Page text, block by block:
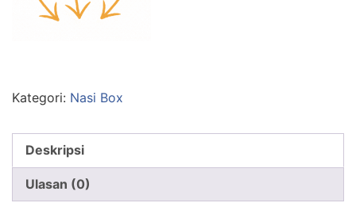
Kategori: Nasi Box
Deskripsi
Ulasan (0)